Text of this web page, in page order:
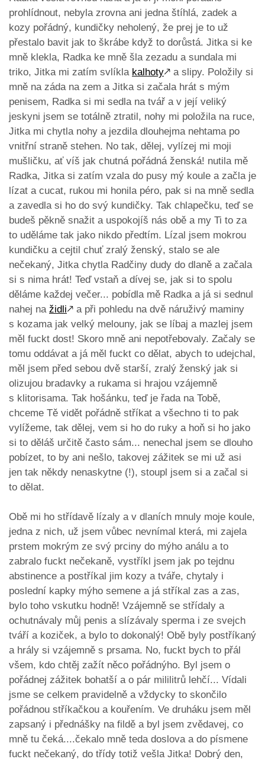
prohlídnout, nebyla zrovna ani jedna štíhlá, zadek a
kozy pořádný, kundičky neholený, že prej je to už
přestalo bavit jak to škrábe když to dorůstá. Jitka si ke
mně klekla, Radka ke mně šla zezadu a sundala mi
triko, Jitka mi zatím svlíkla kalhoty🡕 a slipy. Položily si
mně na záda na zem a Jitka si začala hrát s mým
penisem, Radka si mi sedla na tvář a v její veliký
jeskyni jsem se totálně ztratil, nohy mi položila na ruce,
Jitka mi chytla nohy a jezdila dlouhejma nehtama po
vnitřní straně stehen. No tak, dělej, vylízej mi moji
mušličku, ať víš jak chutná pořádná ženská! nutila mě
Radka, Jitka si zatím vzala do pusy mý koule a začla je
lízat a cucat, rukou mi honila péro, pak si na mně sedla
a zavedla si ho do svý kundičky. Tak chlapečku, teď se
budeš pěkně snažit a uspokojíš nás obě a my Ti to za
to uděláme tak jako nikdo předtím. Lízal jsem mokrou
kundičku a cejtil chuť zralý ženský, stalo se ale
nečekaný, Jitka chytla Radčiny dudy do dlaně a začala
si s nima hrát! Teď vstaň a dívej se, jak si to spolu
děláme každej večer... pobídla mě Radka a já si sednul
nahej na židli🡕 a při pohledu na dvě náruživý maminy
s kozama jak velký melouny, jak se líbaj a mazlej jsem
měl fuckt dost! Skoro mně ani nepotřebovaly. Začaly se
tomu oddávat a já měl fuckt co dělat, abych to udejchal,
měl jsem před sebou dvě starší, zralý ženský jak si
olizujou bradavky a rukama si hrajou vzájemně
s klitorisama. Tak hošánku, teď je řada na Tobě,
chceme Tě vidět pořádně stříkat a všechno ti to pak
vylížeme, tak dělej, vem si ho do ruky a hoň si ho jako
si to děláš určitě často sám... nenechal jsem se dlouho
pobízet, to by ani nešlo, takovej zážitek se mi už asi
jen tak někdy nenaskytne (!), stoupl jsem si a začal si
to dělat.
Obě mi ho střídavě lízaly a v dlaních mnuly moje koule,
jedna z nich, už jsem vůbec nevnímal která, mi zajela
prstem mokrým ze svý prciny do mýho análu a to
zabralo fuckt nečekaně, vystříkl jsem jak po tejdnu
abstinence a postříkal jim kozy a tváře, chytaly i
poslední kapky mýho semene a já stříkal zas a zas,
bylo toho vskutku hodně! Vzájemně se střídaly a
ochutnávaly můj penis a slízávaly sperma i ze svejch
tváří a koziček, a bylo to dokonalý! Obě byly postříkaný
a hrály si vzájemně s prsama. No, fuckt bych to přál
všem, kdo chtěj zažít něco pořádnýho. Byl jsem o
pořádnej zážitek bohatší a o pár mililitrů lehčí... Vídali
jsme se celkem pravidelně a vždycky to skončilo
pořádnou stříkačkou a kouřením. Ve druháku jsem měl
zapsaný i přednášky na fildě a byl jsem zvědavej, co
mně tu čeká....čekalo mně teda doslova a do písmene
fuckt nečekaný, do třídy totiž vešla Jitka! Dobrý den,